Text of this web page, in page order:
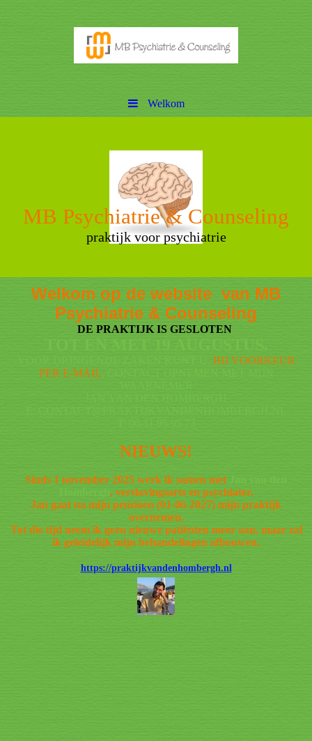
Welkom
MB Psychiatrie & Counseling
praktijk voor psychiatrie
Welkom op de website van MB
Psychiatrie & Counseling
DE PRAKTIJK IS GESLOTEN
BIJ VOORKEUR
PER E-MAIL
NIEUWS!
Sinds 1 november 2025 werk ik samen met
, verslavingsarts en psychiater.
Jan gaat na mijn pensioen (01-06-2027) mijn praktijk
overnemen.
Tot die tijd neem ik geen nieuwe patiënten meer aan, maar zal
ik geleidelijk mijn behandelingen afbouwen.
https://praktijkvandenhombergh.nl